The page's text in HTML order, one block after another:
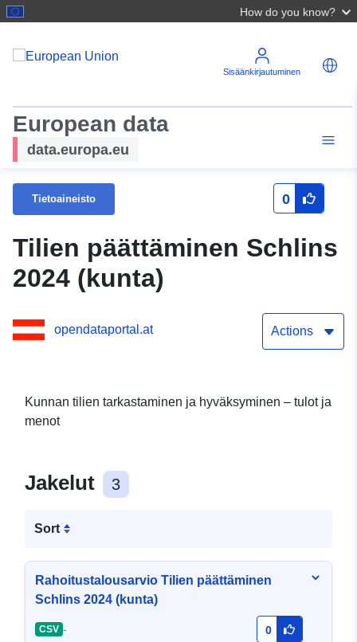
How do you know?
Sisäänkirjautuminen
European data
data.europa.eu
Tietoaineisto 0
Tilien päättäminen Schlins
2024 (kunta)
opendataportal.at Actions
Kunnan tilien tarkastaminen ja hyväksyminen – tulot ja
menot
Jakelut 3
Sort
Rahoitustalousarvio Tilien päättäminen
Schlins 2024 (kunta)
CSV - 0